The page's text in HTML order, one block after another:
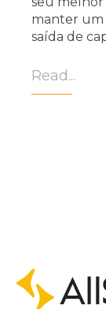
manter um
saída de
Read...